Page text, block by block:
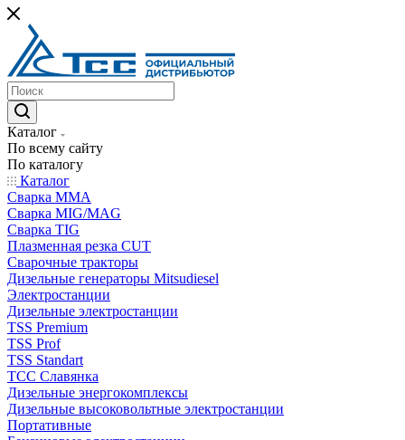
Каталог
По всему сайту
По каталогу
Каталог
Сварка MMA
Сварка MIG/MAG
Сварка TIG
Плазменная резка CUT
Сварочные тракторы
Дизельные генераторы Mitsudiesel
Электростанции
Дизельные электростанции
TSS Premium
TSS Prof
TSS Standart
ТСС Славянка
Дизельные энергокомплексы
Дизельные высоковольтные электростанции
Портативные